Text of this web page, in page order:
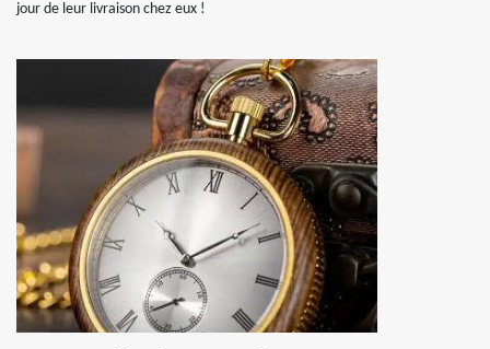
jour de leur livraison chez eux !